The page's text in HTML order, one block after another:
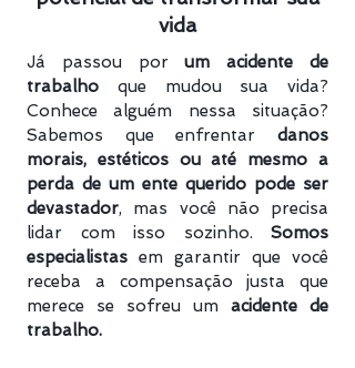
vida
Já passou porum acidente de
trabalho que mudou sua vida?
Conhece alguém nessa situação?
Sabemos que enfrentar danos
morais, estéticos ou até mesmo a
perda de um ente querido pode ser
devastador, mas você não precisa
lidar com isso sozinho. Somos
especialistas em garantir que você
receba a compensação justa que
merece se sofreu um acidente de
trabalho.